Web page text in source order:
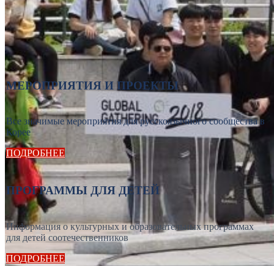
МЕРОПРИЯТИЯ И ПРОЕКТЫ
Все значимые мероприятия для русскоязычного сообщества в
Корее
ПОДРОБНЕЕ
ПРОГРАММЫ ДЛЯ ДЕТЕЙ
Информация о культурных и образовательных программах
для детей соотечественников
ПОДРОБНЕЕ